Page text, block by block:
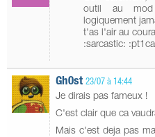
outil au
logiquement
t'as l'air au
:sarcastic:
Gh0st 23/07 à 14:44
Je dirais pas fameux !
C'est clair que ca
Mais c'est deja pas